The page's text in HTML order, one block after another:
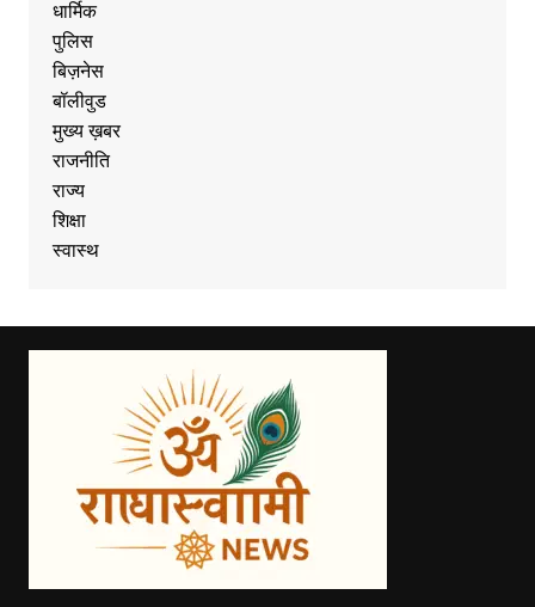
धार्मिक
पुलिस
बिज़नेस
बॉलीवुड
मुख्य ख़बर
राजनीति
राज्य
शिक्षा
स्वास्थ